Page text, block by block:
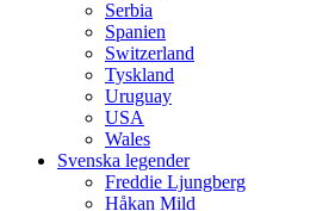
Serbia
Spanien
Switzerland
Tyskland
Uruguay
USA
Wales
Svenska legender
Freddie Ljungberg
Håkan Mild